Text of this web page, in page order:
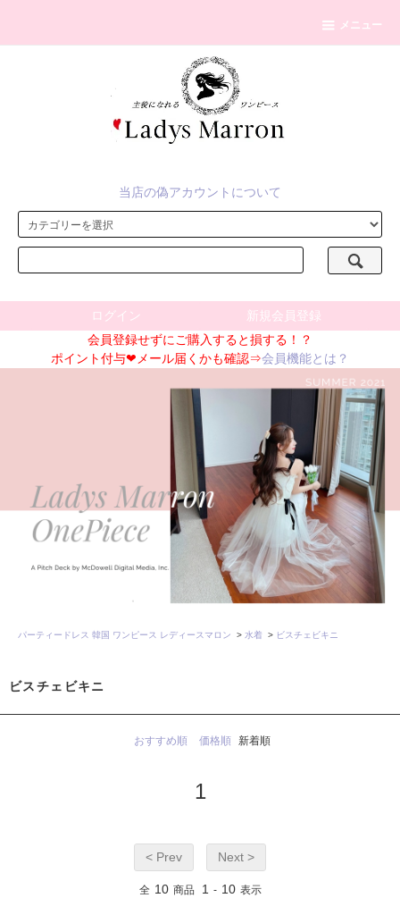
メニュー
当店の偽アカウントについて
ログイン
新規会員登録
会員登録せずにご購入すると損する！？
ポイント付与❤メール届くかも確認⇒会員機能とは？
パーティードレス 韓国 ワンピース レディースマロン > 水着 > ビスチェビキニ
ビスチェビキニ
おすすめ順 価格順 新着順
1
< Prev Next >
全 10 商品 1 - 10 表示